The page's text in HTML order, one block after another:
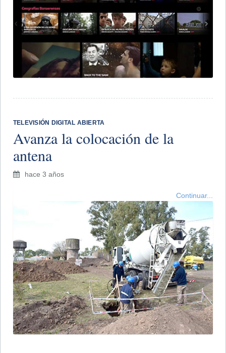
TELEVISIÓN DIGITAL ABIERTA
Avanza la colocación de la
antena
hace 3 años
Continuar...